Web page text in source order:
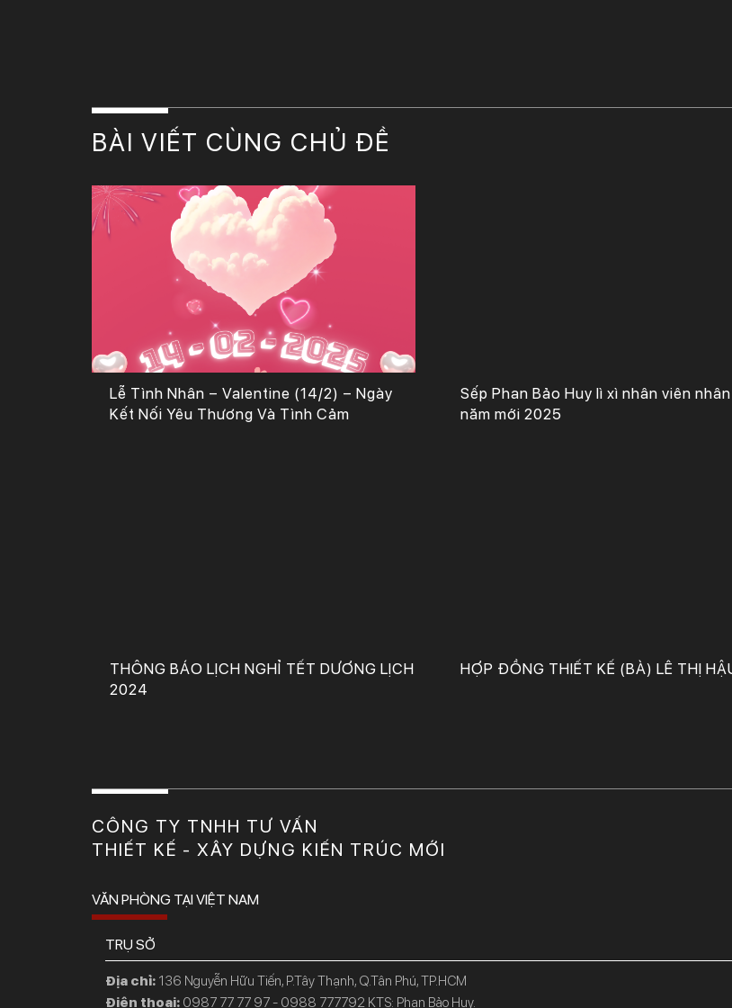
BÀI VIẾT CÙNG CHỦ ĐỀ
Lễ Tình Nhân – Valentine (14/2) – Ngày
Kết Nối Yêu Thương Và Tình Cảm
Sếp Phan Bảo Huy lì xì nhân viên
năm mới 2025
THÔNG BÁO LỊCH NGHỈ TẾT DƯƠNG LỊCH
2024
HỢP ĐỒNG THIẾT KẾ (BÀ) LÊ THỊ
CÔNG TY TNHH TƯ VẤN
THIẾT KẾ - XÂY DỰNG KIẾN TRÚC MỚI
VĂN PHÒNG TẠI VIỆT NAM
TRỤ SỞ
Địa chỉ: 136 Nguyễn Hữu Tiến, P.Tây Thạnh, Q.Tân Phú, TP.HCM
Điện thoại: 0987 77 77 97 - 0988 777792 KTS: Phan Bảo Huy.